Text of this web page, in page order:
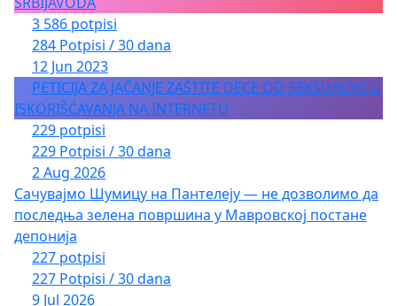
3 586 potpisi
284 Potpisi / 30 dana
12 Jun 2023
PETICIJA ZA JAČANJE ZAŠTITE DECE OD SEKSUALNOG
ISKORIŠĆAVANJA NA INTERNETU
229 potpisi
229 Potpisi / 30 dana
2 Aug 2026
Сачувајмо Шумицу на Пантелеју — не дозволимо да
последња зелена површина у Мавровској постане
депонија
227 potpisi
227 Potpisi / 30 dana
9 Jul 2026